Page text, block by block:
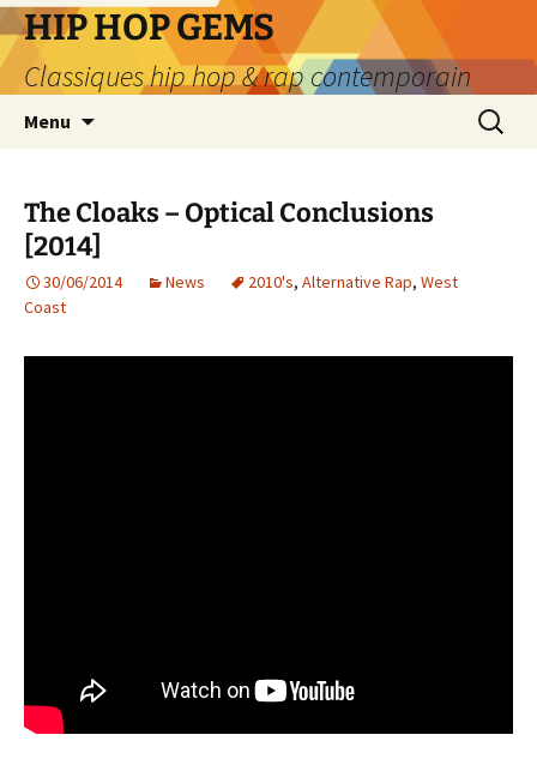
Aller
au
contenu
HIP HOP GEMS
Classiques hip hop & rap contemporain
Menu
The Cloaks – Optical Conclusions
[2014]
30/06/2014 News 2010's, Alternative Rap, West
Coast